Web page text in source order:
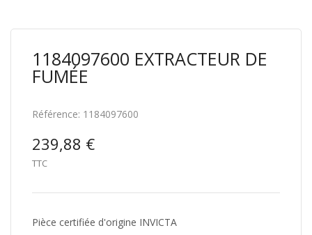
1184097600 EXTRACTEUR DE
FUMÉE
Référence: 1184097600
239,88 €
TTC
Pièce certifiée d'origine INVICTA